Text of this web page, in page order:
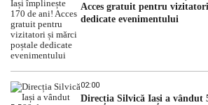
Acces gratuit pentru
dedicate evenimentului
02:00
Direcția Silvică Iași a vândut